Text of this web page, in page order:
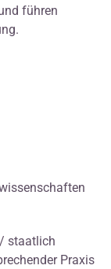
führen
staatlich
Praxis